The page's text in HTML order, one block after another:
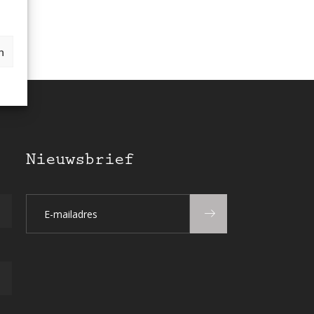
Nieuwsbrief